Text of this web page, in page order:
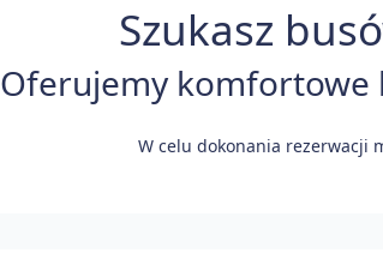
Szukasz
Oferujemy komfortowe
W celu dokonania rezerwacji